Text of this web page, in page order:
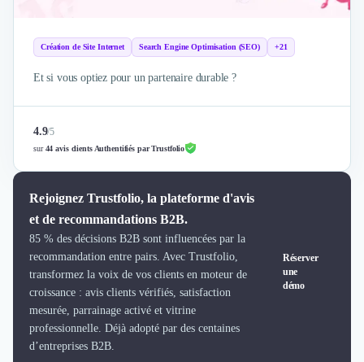
Communication
Influence Marketing
Veille commerciale
Études Marketing
SMS Marketing
Email Marketing
Data Marketing
Logiciel Marketing
Logiciel Commercial
Assurance
Expertise Comptable
Subventions & Aides
Levée de fonds
Droit des Affaires
Création de Site Internet Search Engine Optimisation (SEO) +21
Et si vous optiez pour un partenaire durable ?
4.9/5
sur44 avis clients Authentifiés par Trustfolio
Rejoignez Trustfolio, la plateforme d'avis
et de recommandations B2B.
85 % des décisions B2B sont influencées par la
recommandation entre pairs. Avec Trustfolio,
transformez la voix de vos clients en moteur de
croissance : avis clients vérifiés, satisfaction
mesurée, parrainage activé et vitrine
professionnelle. Déjà adopté par des centaines
d’entreprises B2B.
Réserver
une
démo